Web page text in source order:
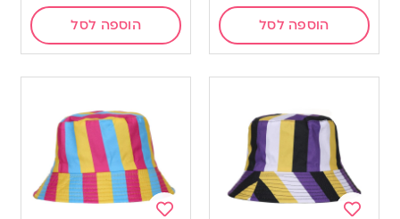
הוספה לסל הוספה לסל